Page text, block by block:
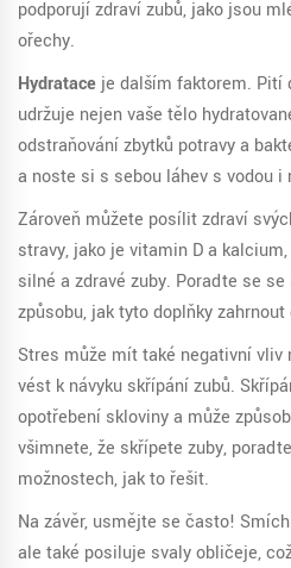
podporují zdraví zubů, jako jsou
ořechy.
Hydrataceje dalším faktorem. Pití
udržuje nejen vaše tělo
odstraňování zbytků potravy a
a noste si s sebou láhev s vodou i
Zároveň můžete posílit zdraví
stravy, jako je vitamin D a
silné a zdravé zuby. Poraďte se
způsobu, jak tyto doplňky
Stres může mít také negativní vliv
vést k návyku skřípání zubů.
opotřebení skloviny a může
všimnete, že skřípete zuby,
možnostech, jak to řešit.
Na závěr, usmějte se často!
ale také posiluje svaly obličeje,